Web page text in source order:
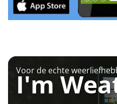
Voor de echte
I'm